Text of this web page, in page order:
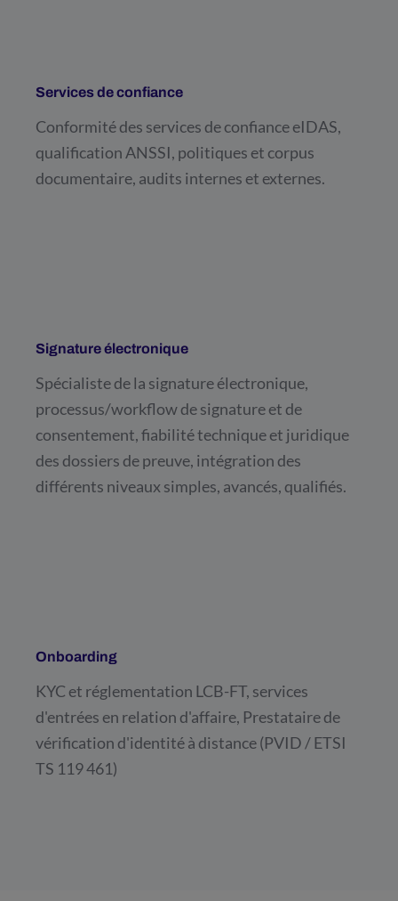
Services de confiance
Conformité des services de confiance eIDAS,
qualification ANSSI, politiques et corpus
documentaire, audits internes et externes.
Signature électronique
Spécialiste de la signature électronique,
processus/workflow de signature et de
consentement, fiabilité technique et juridique
des dossiers de preuve, intégration des
différents niveaux simples, avancés, qualifiés.
Onboarding
KYC et réglementation LCB-FT, services
d'entrées en relation d'affaire, Prestataire de
vérification d'identité à distance (PVID / ETSI
TS 119 461)